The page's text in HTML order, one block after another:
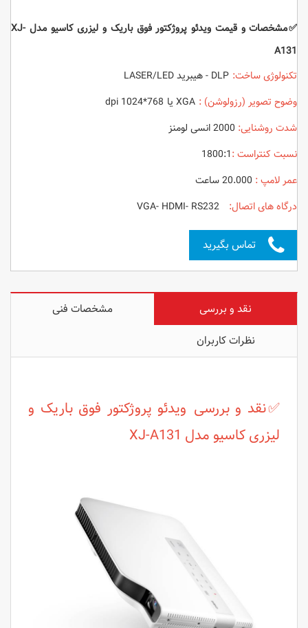
✅مشخصات و قیمت ویدئو پروژکتور فوق باریک و لیزری کاسیو مدل XJ-
A131
تکنولوژی ساخت:
وضوح تصویر (رزولوشن) :
شدت روشنایی:
نسبت کنتراست :1800:1
عمر لامپ :
درگاه های اتصال:
تماس بگیرید
نقد و بررسی
مشخصات فنی
نظرات کاربران
✅نقد و بررسی ویدئو پروژکتور فوق باریک و
لیزری کاسیو مدل XJ-A131